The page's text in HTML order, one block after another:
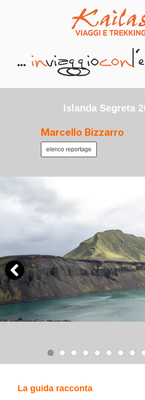
Islanda Segreta
Marcello Bizzarro
Previous
La guida racconta